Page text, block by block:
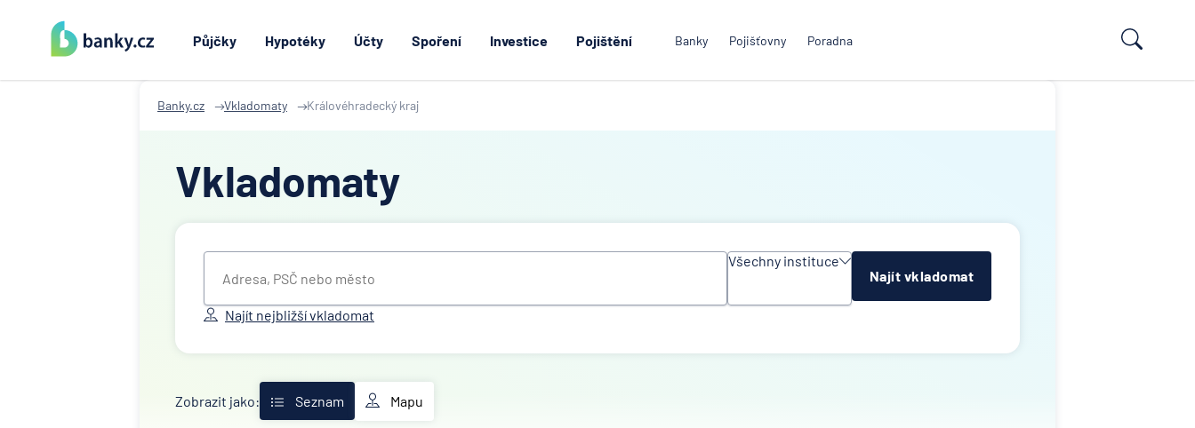
Půjčky Hypotéky Účty Spoření Investice Pojištění Banky Pojišťovny Poradna
Banky.cz Vkladomaty Královéhradecký kraj
Vkladomaty
Všechny instituce
instituce
Najít vkladomat
Najít nejbližší vkladomat
Zobrazit jako: Seznam Mapu